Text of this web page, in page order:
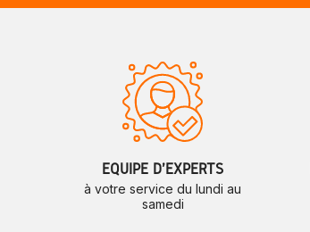
ÉQUIPE D'EXPERTS
à votre service du lundi au
samedi